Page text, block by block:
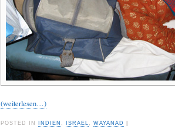
(weiterlesen…)
POSTED IN INDIEN ISRAEL WAYANAD |